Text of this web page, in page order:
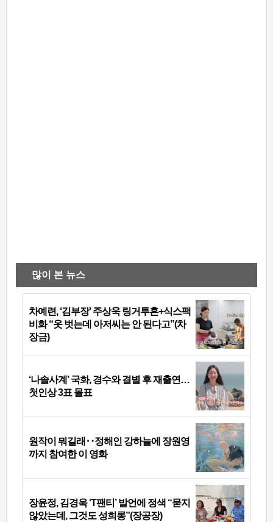
많이 본 뉴스
차예련, ‘김부장’ 주상욱 링거투혼+식스팩
비화 “옷 벗는데 아저씨는 안 된다고”(차
장금)
‘나솔사계’ 국화, 경수와 결별 후 재출연…
첫인상 3표 몰표
원작이 뭐길래‥정해인 강하늘에 장원영
까지 참여한 이 영화
장윤정, 김경욱 ‘T팬티’ 발언에 정색 “묻지
않았는데, 그것도 성희롱”(장공장)